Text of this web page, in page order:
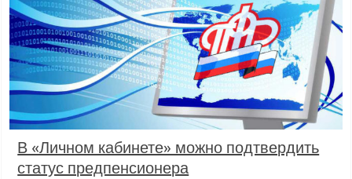
В «Личном кабинете» можно подтвердить
статус предпенсионера